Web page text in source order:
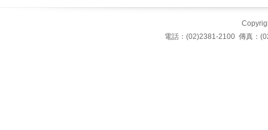
電話：(02)2381-2100 傳真：